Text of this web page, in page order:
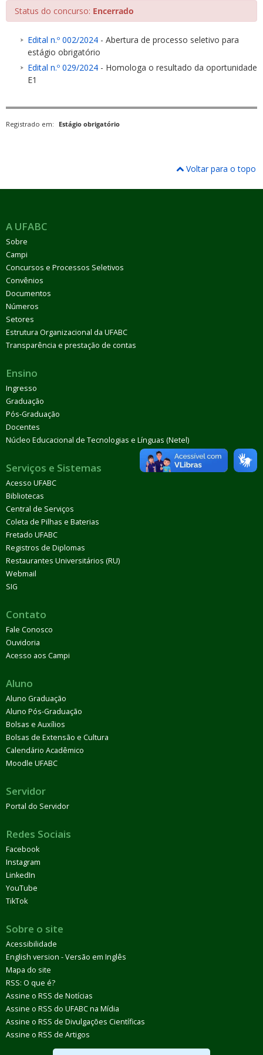
Status do concurso: Encerrado
Edital n.º 002/2024 - Abertura de processo seletivo para
estágio obrigatório
Edital n.º 029/2024 - Homologa o resultado da oportunidade
E1
Registrado em: Estágio obrigatório
Voltar para o topo
A UFABC
Sobre
Campi
Concursos e Processos Seletivos
Convênios
Documentos
Números
Setores
Estrutura Organizacional da UFABC
Transparência e prestação de contas
Ensino
Ingresso
Graduação
Pós-Graduação
Docentes
Núcleo Educacional de Tecnologias e Línguas (Netel)
Serviços e Sistemas
Acesso UFABC
Bibliotecas
Central de Serviços
Coleta de Pilhas e Baterias
Fretado UFABC
Registros de Diplomas
Restaurantes Universitários (RU)
Webmail
SIG
Contato
Fale Conosco
Ouvidoria
Acesso aos Campi
Aluno
Aluno Graduação
Aluno Pós-Graduação
Bolsas e Auxílios
Bolsas de Extensão e Cultura
Calendário Acadêmico
Moodle UFABC
Servidor
Portal do Servidor
Redes Sociais
Facebook
Instagram
LinkedIn
YouTube
TikTok
Sobre o site
Acessibilidade
English version - Versão em Inglês
Mapa do site
RSS: O que é?
Assine o RSS de Notícias
Assine o RSS do UFABC na Mídia
Assine o RSS de Divulgações Científicas
Assine o RSS de Artigos